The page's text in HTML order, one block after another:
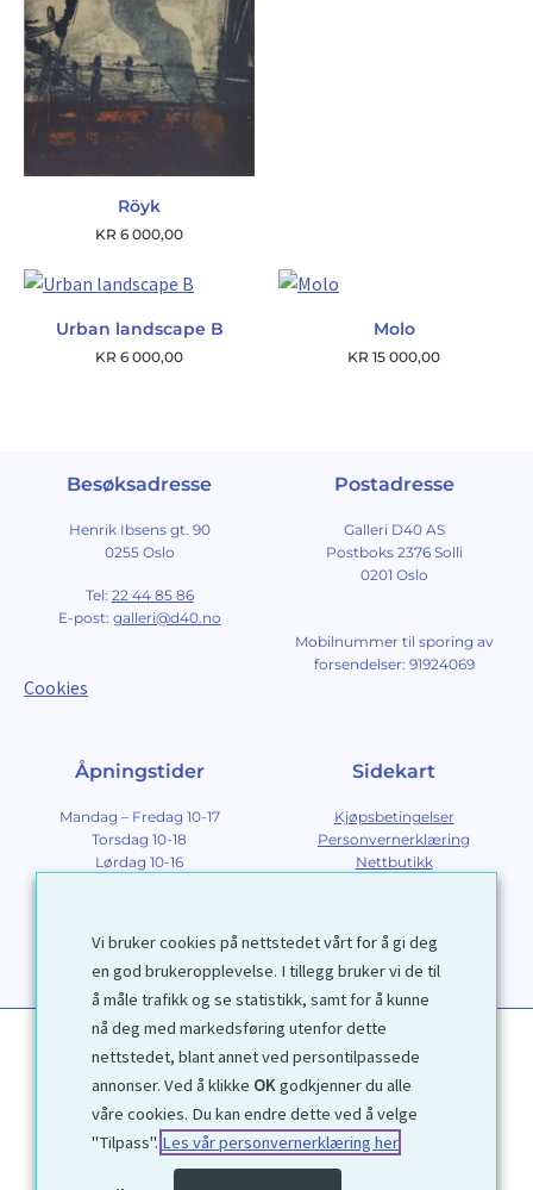
Röyk
KR 6 000,00
Urban landscape B
KR 6 000,00
Molo
KR 15 000,00
Besøksadresse
Henrik Ibsens gt. 90
0255 Oslo
Tel: 22 44 85 86
E-post: galleri@d40.no
Cookies
Postadresse
Galleri D40 AS
Postboks 2376 Solli
0201 Oslo
Mobilnummer til sporing av
forsendelser: 91924069
Åpningstider
Mandag – Fredag 10-17
Torsdag 10-18
Lørdag 10-16
Sidekart
Kjøpsbetingelser
Personvernerklæring
Nettbutikk
Kontakt
1972 © Galleri D40 AS
Vi bruker cookies på nettstedet vårt for å gi deg
en god brukeropplevelse. I tillegg bruker vi de til
å måle trafikk og se statistikk, samt for å kunne
nå deg med markedsføring utenfor dette
nettstedet, blant annet ved persontilpassede
annonser. Ved å klikke OKgodkjenner du alle
våre cookies. Du kan endre dette ved å velge
"Tilpass". Les vår personvernerklæring her